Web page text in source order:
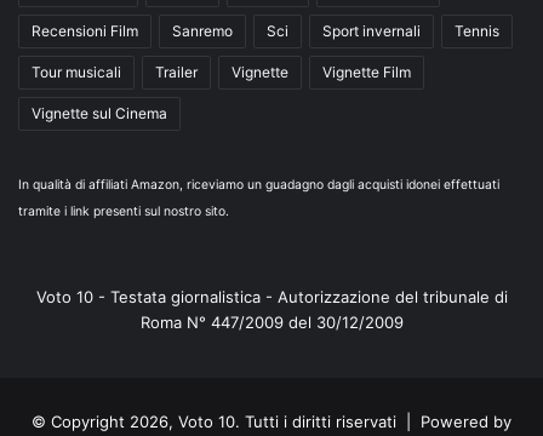
Recensioni Film Sanremo Sci Sport invernali Tennis
Tour musicali Trailer Vignette Vignette Film
Vignette sul Cinema
In qualità di affiliati Amazon, riceviamo un guadagno dagli acquisti idonei effettuati
tramite i link presenti sul nostro sito.
Voto 10 - Testata giornalistica - Autorizzazione del tribunale di
Roma N° 447/2009 del 30/12/2009
© Copyright 2026, Voto 10. Tutti i diritti riservati | Powered by